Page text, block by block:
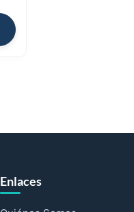
Enlaces